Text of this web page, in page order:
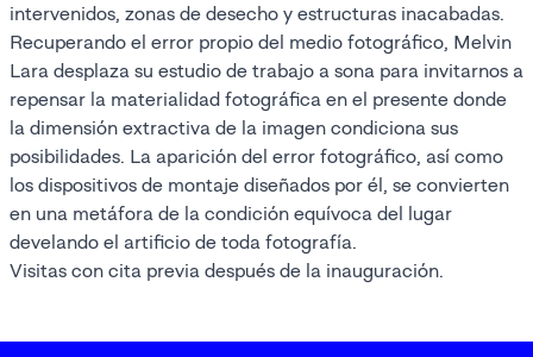
intervenidos, zonas de desecho y estructuras inacabadas.
Recuperando el error propio del medio fotográfico, Melvin
Lara desplaza su estudio de trabajo a sona para invitarnos a
repensar la materialidad fotográfica en el presente donde
la dimensión extractiva de la imagen condiciona sus
posibilidades. La aparición del error fotográfico, así como
los dispositivos de montaje diseñados por él, se convierten
en una metáfora de la condición equívoca del lugar
develando el artificio de toda fotografía.
Visitas con cita previa después de la inauguración.